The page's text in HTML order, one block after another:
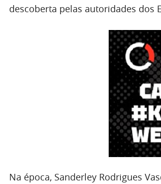
descoberta pelas autoridades dos
Na época, Sanderley Rodrigues